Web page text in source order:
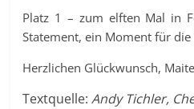
Platz 1 – zum elften Mal in
Statement, ein Moment für die
Herzlichen Glückwunsch,
Textquelle:Andy Tichler,